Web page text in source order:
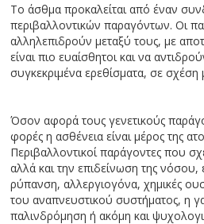
Το άσθμα προκαλείται από έναν
περιβαλλοντικών παραγόντων. Οι
αλληλεπιδρούν μεταξύ τους, με
είναι πιο ευαίσθητοι και να
συγκεκριμένα ερεθίσματα, σε σχέση
Όσον αφορά τους γενετικούς
φορές η ασθένεια είναι μέρος της
Περιβαλλοντικοί παράγοντες που
αλλά και την επιδείνωση της νόσου,
ρύπανση, αλλεργιογόνα, χημικές
του αναπνευστικού συστήματος, η
παλινδρόμηση ή ακόμη και